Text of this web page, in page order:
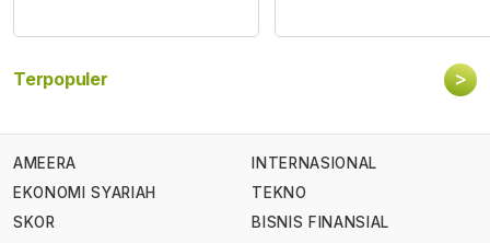
Terpopuler >
AMEERA
EKONOMI SYARIAH
SKOR
INTERNASIONAL
TEKNO
BISNIS FINANSIAL